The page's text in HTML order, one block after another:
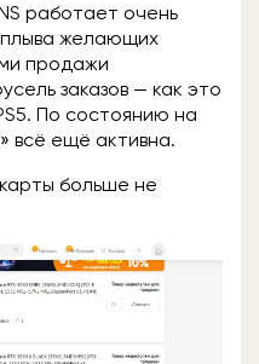
работает очень
желающих
продажи
заказов — как это
По состоянию на
всё ещё активна.
больше не